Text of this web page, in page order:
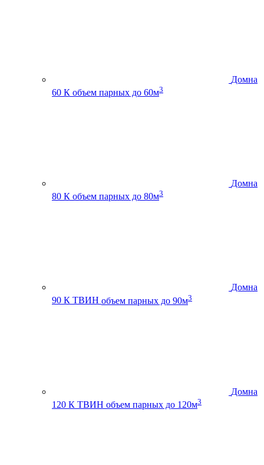
Домна
60 К объем парных до 60м3
Домна
80 К объем парных до 80м3
Домна
90 К ТВИН объем парных до 90м3
Домна
120 К ТВИН объем парных до 120м3